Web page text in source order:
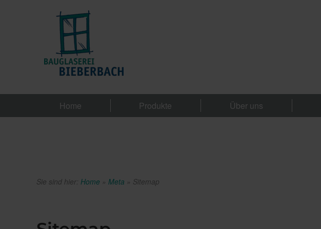
Home Produkte Über uns
Sie sind hier: Home » Meta » Sitemap